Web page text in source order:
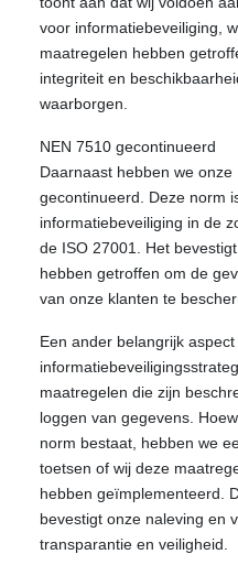
voor informatiebeveiliging,
maatregelen hebben
integriteit en
waarborgen.
NEN 7510 gecontinueerd
Daarnaast hebben we
gecontinueerd. Deze norm
informatiebeveiliging in de
de ISO 27001. Het
hebben getroffen om de
van onze klanten te
Een ander belangrijk
maatregelen die zijn
loggen van gegevens.
norm bestaat, hebben we
toetsen of wij deze
hebben geïmplementeerd.
bevestigt onze naleving en
transparantie en veiligheid.